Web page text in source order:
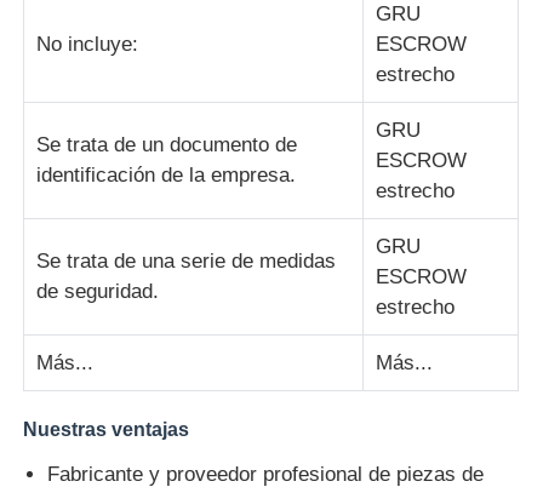
No incluye:
GRU
ESCROW
estrecho
Se trata de un documento de
identificación de la empresa.
GRU
ESCROW
estrecho
Se trata de una serie de medidas
de seguridad.
GRU
ESCROW
estrecho
Más... Más...
Nuestras ventajas
Fabricante y proveedor profesional de piezas de